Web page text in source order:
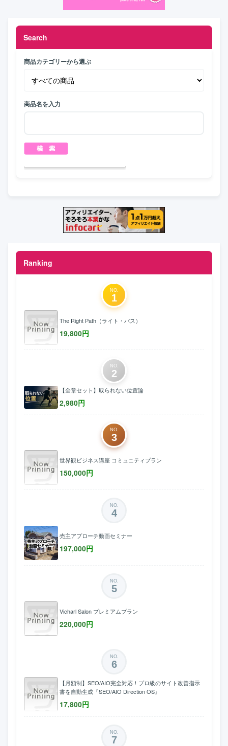
Search
商品カテゴリーから選ぶ
商品名を入力
Ranking
NO.
1
The Right Path（ライト・パス）
19,800円
NO.
2
【全章セット】取られない位置論
2,980円
NO.
3
世界観ビジネス講座 コミュニティプラン
150,000円
NO.
4
売主アプローチ動画セミナー
197,000円
NO.
5
Vicharl Salon プレミアムプラン
220,000円
NO.
6
【月額制】SEO/AIO完全対応！プロ級のサイト改善指示
書を自動生成『SEO/AIO Direction OS』
17,800円
NO.
7